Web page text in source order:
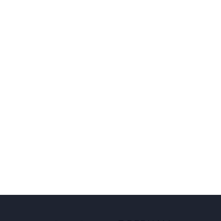
Масштабная атака на